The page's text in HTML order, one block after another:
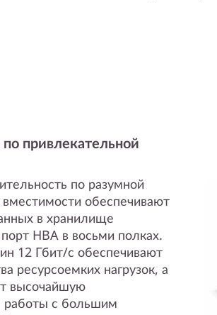
привлекательной
по разумной
обеспечивают
в хранилище
HBA в восьми полках.
12 Гбит/с обеспечивают
ресурсоемких нагрузок, а
высочайшую
работы с большим